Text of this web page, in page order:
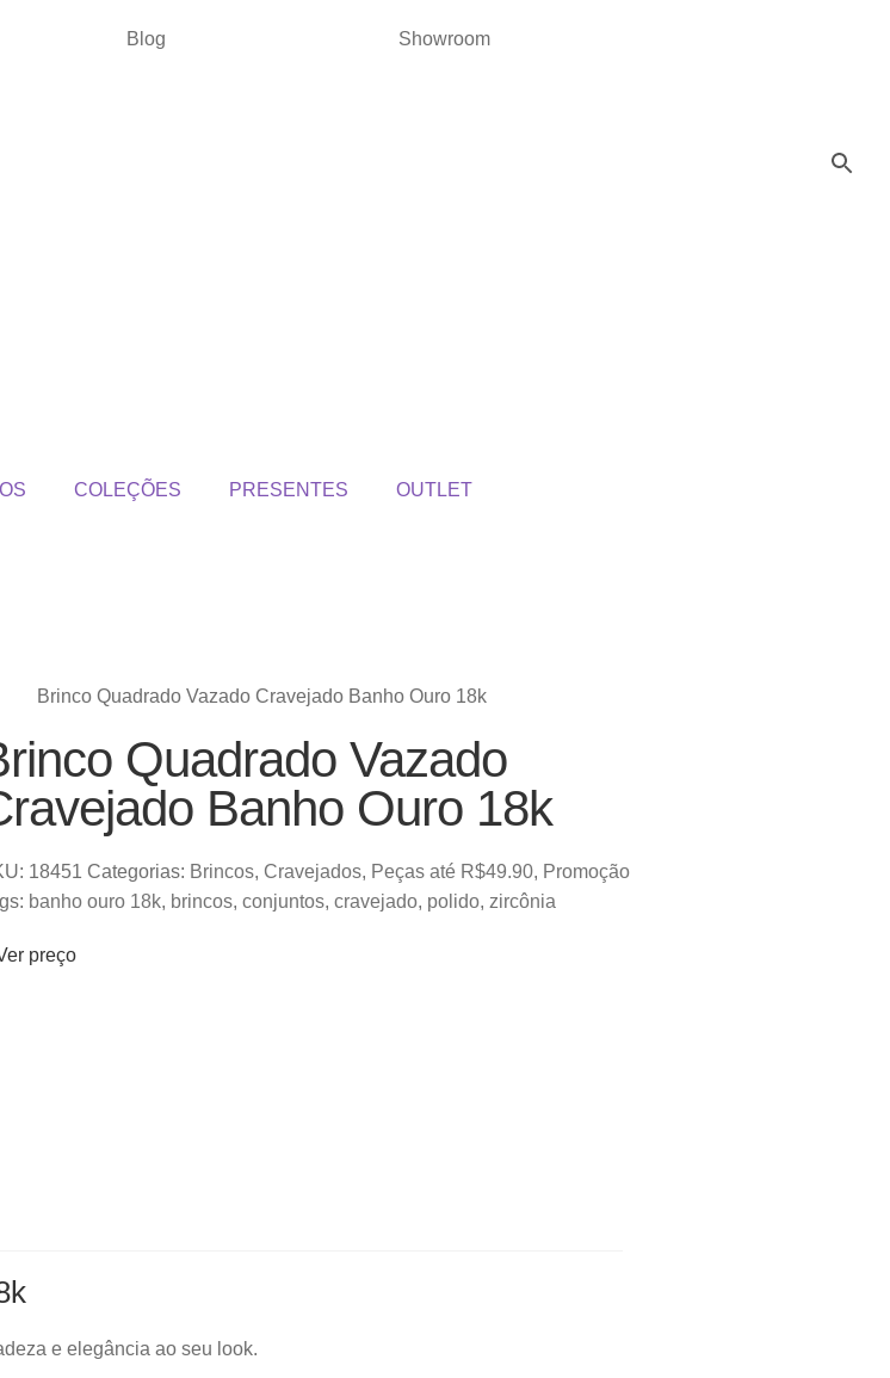
Blog Showroom
COLEÇÕES PRESENTES OUTLET
Brinco Quadrado Vazado Cravejado Banho Ouro 18k
Quadrado Vazado
Banho Ouro 18k
18451 Categorias: Brincos, Cravejados, Peças até R$49.90, Promoção
banho ouro 18k, brincos, conjuntos, cravejado, polido, zircônia
preço
e elegância ao seu look.